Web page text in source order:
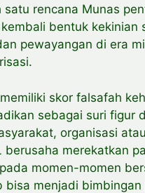
satu rencana Munas
bentuk kekinian
pewayangan di era
skor falsafah
sebagai suri figur
organisasi
berusaha merekatkan
momen-momen
bisa menjadi bimbingan